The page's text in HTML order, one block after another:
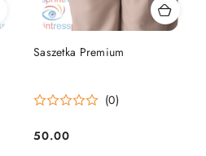
Saszetka Premium
(0)
Cena:
50.00